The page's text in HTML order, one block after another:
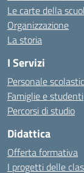
Le carte della
Organizzazione
La storia
I Servizi
Personale
Famiglie e studenti
Percorsi di studio
Didattica
Offerta formativa
I progetti delle